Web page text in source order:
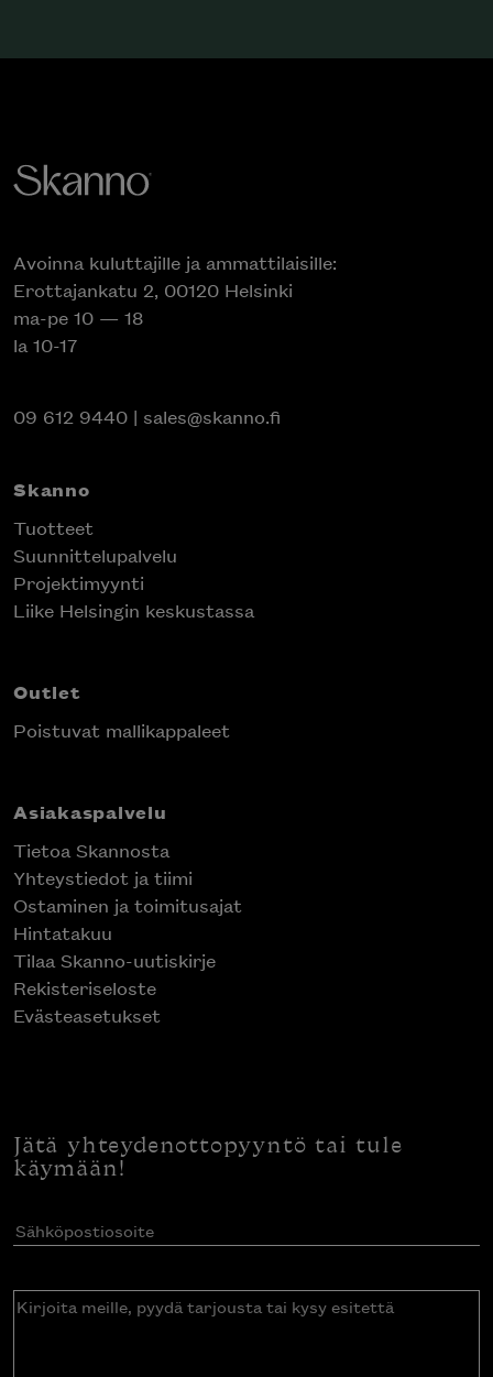
Avoinna kuluttajille ja ammattilaisille:
Erottajankatu 2, 00120 Helsinki
ma-pe 10 — 18
la 10-17
09 612 9440 | sales@skanno.fi
Skanno
Tuotteet
Suunnittelupalvelu
Projektimyynti
Liike Helsingin keskustassa
Outlet
Poistuvat mallikappaleet
Asiakaspalvelu
Tietoa Skannosta
Yhteystiedot ja tiimi
Ostaminen ja toimitusajat
Hintatakuu
Tilaa Skanno-uutiskirje
Rekisteriseloste
Evästeasetukset
Jätä yhteydenottopyyntö tai tule
käymään!
Sähköpostiosoite(Pakollinen)
Kirjoita